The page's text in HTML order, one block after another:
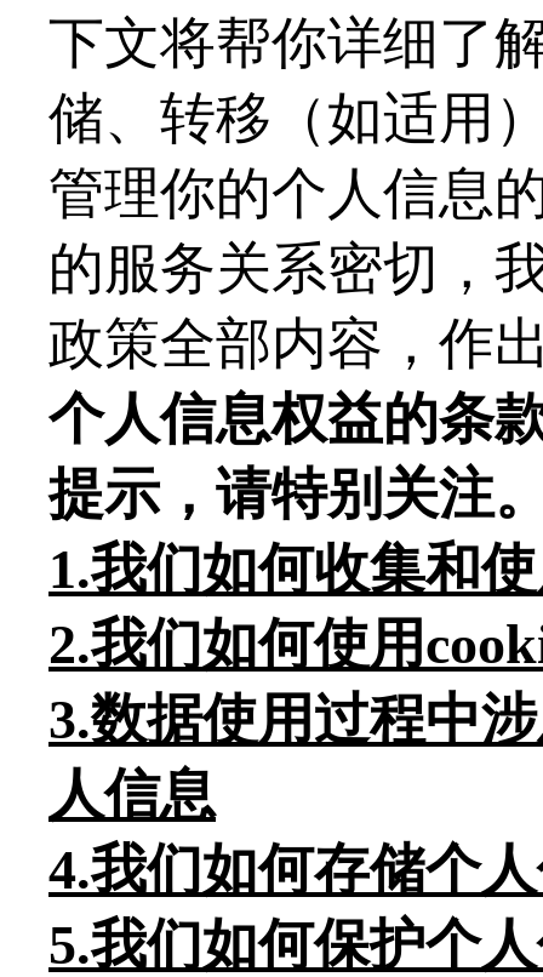
下文将帮你详细了
储、转移（如适用
管理你的个人信息
的服务关系密切，
政策全部内容，作
个人信息权益的条
提示，请特别关注
1.我们如何收集和
2.我们如何使用
3.数据使用过程中
人信息
4.我们如何存储个
5.我们如何保护个